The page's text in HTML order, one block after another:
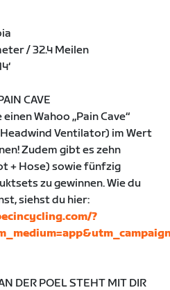
/ 32.4 Meilen
CAVE
Wahoo „Pain Cave“
Ventilator) im Wert
Zudem gibt es zehn
+ Hose) sowie fünfzig
zu gewinnen. Wie du
siehst du hier:
?
DER POEL STEHT MIT DIR